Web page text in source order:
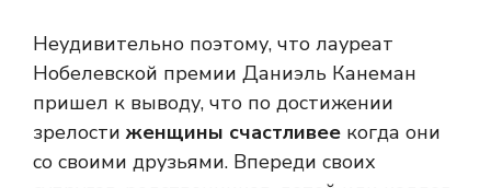
Неудивительно поэтому, что лауреат
Нобелевской премии Даниэль Канеман
пришел к выводу, что по достижении
зрелостиженщины счастливее когда они
со своими друзьями. Впереди своих